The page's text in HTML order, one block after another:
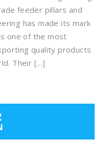
feeder pillars and
has made its mark
one of the most
quality products
Their […]